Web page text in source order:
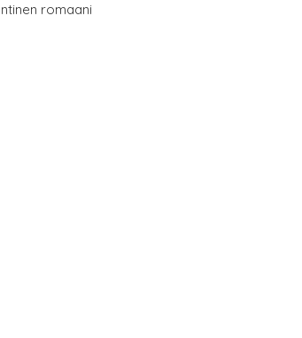
romaani